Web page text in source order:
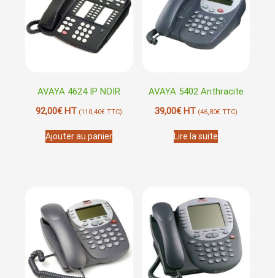
AVAYA 4624 IP NOIR
92,00€HT (110,40€ TTC)
Ajouter au panier
AVAYA 5402 Anthracite
39,00€HT (46,80€TTC)
Lire la suite